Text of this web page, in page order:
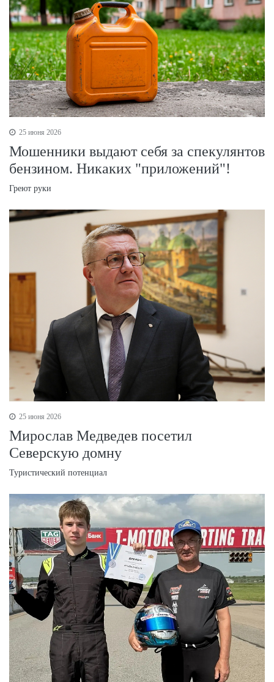
25 июня 2026
Мошенники выдают себя за спекулянтов
бензином. Никаких "приложений"!
Греют руки
25 июня 2026
Мирослав Медведев посетил
Северскую домну
Туристический потенциал